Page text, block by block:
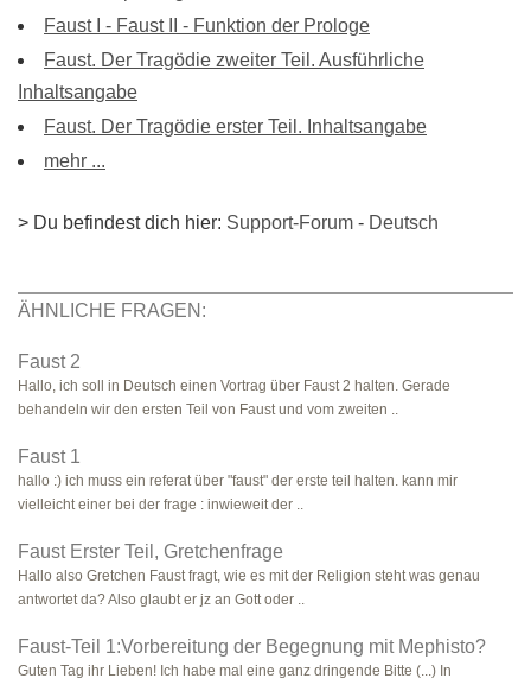
Faust I - Faust II - Funktion der Prologe
Faust. Der Tragödie zweiter Teil. Ausführliche
Inhaltsangabe
Faust. Der Tragödie erster Teil. Inhaltsangabe
mehr ...
> Du befindest dich hier: Support-Forum - Deutsch
ÄHNLICHE FRAGEN:
Faust 2
Hallo, ich soll in Deutsch einen Vortrag über Faust 2 halten. Gerade
behandeln wir den ersten Teil von Faust und vom zweiten ..
Faust 1
hallo :) ich muss ein referat über "faust" der erste teil halten. kann mir
vielleicht einer bei der frage : inwieweit der ..
Faust Erster Teil, Gretchenfrage
Hallo also Gretchen Faust fragt, wie es mit der Religion steht was genau
antwortet da? Also glaubt er jz an Gott oder ..
Faust-Teil 1:Vorbereitung der Begegnung mit Mephisto?
Guten Tag ihr Lieben! Ich habe mal eine ganz dringende Bitte (...) In